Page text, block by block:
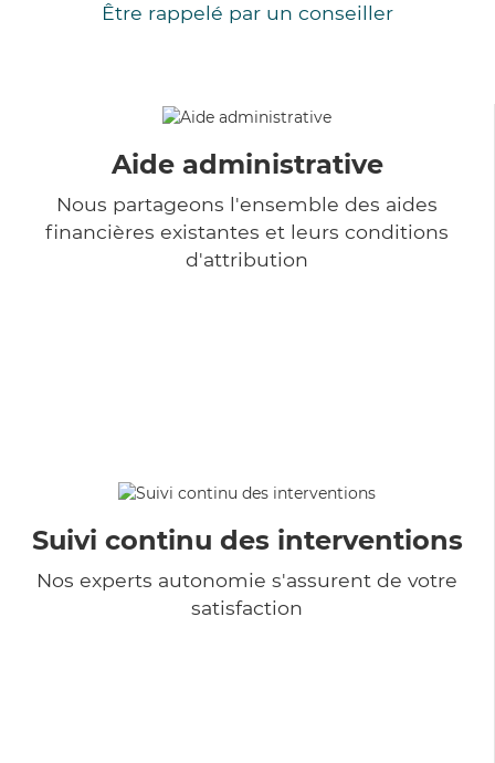
Être rappelé par un conseiller
Aide administrative
Nous partageons l'ensemble des aides
financières existantes et leurs conditions
d'attribution
Suivi continu des interventions
Nos experts autonomie s'assurent de votre
satisfaction